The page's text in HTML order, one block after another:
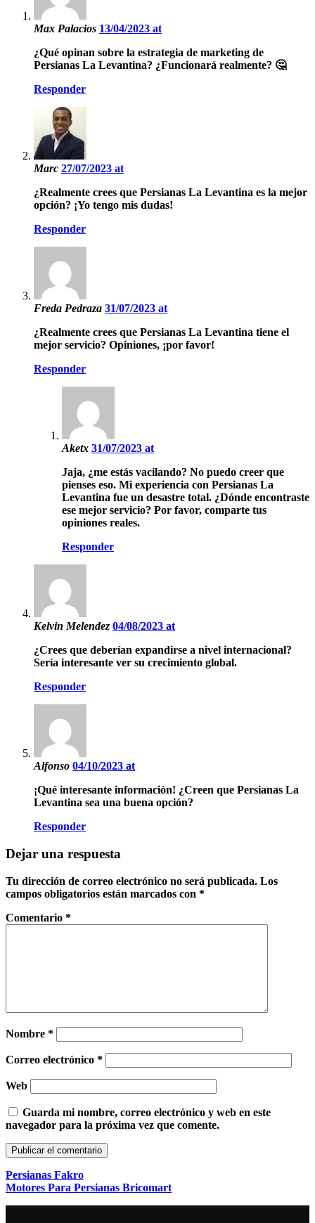
Max Palacios 13/04/2023 at
¿Qué opinan sobre la estrategia de marketing de
Persianas La Levantina? ¿Funcionará realmente? 🤔
Responder
Marc 27/07/2023 at
¿Realmente crees que Persianas La Levantina es la mejor
opción? ¡Yo tengo mis dudas!
Responder
Freda Pedraza 31/07/2023 at
¿Realmente crees que Persianas La Levantina tiene el
mejor servicio? Opiniones, ¡por favor!
Responder
Aketx 31/07/2023 at
Jaja, ¿me estás vacilando? No puedo creer que
pienses eso. Mi experiencia con Persianas La
Levantina fue un desastre total. ¿Dónde encontraste
ese mejor servicio? Por favor, comparte tus
opiniones reales.
Responder
Kelvin Melendez 04/08/2023 at
¿Crees que deberían expandirse a nivel internacional?
Sería interesante ver su crecimiento global.
Responder
Alfonso 04/10/2023 at
¡Qué interesante información! ¿Creen que Persianas La
Levantina sea una buena opción?
Responder
Dejar una respuesta
Tu dirección de correo electrónico no será publicada. Los
campos obligatorios están marcados con *
Comentario *
Nombre *
Correo electrónico *
Web
Guarda mi nombre, correo electrónico y web en este
navegador para la próxima vez que comente.
Persianas Fakro
Motores Para Persianas Bricomart